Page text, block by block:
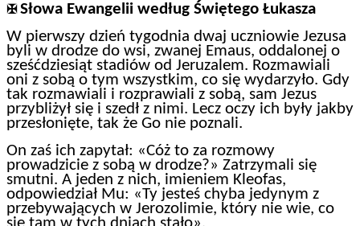
✠ Słowa Ewangelii według Świętego Łukasza
W pierwszy dzień tygodnia dwaj uczniowie Jezusa
byli w drodze do wsi, zwanej Emaus, oddalonej o
sześćdziesiąt stadiów od Jeruzalem. Rozmawiali
oni z sobą o tym wszystkim, co się wydarzyło. Gdy
tak rozmawiali i rozprawiali z sobą, sam Jezus
przybliżył się i szedł z nimi. Lecz oczy ich były jakby
przesłonięte, tak że Go nie poznali.
On zaś ich zapytał: «Cóż to za rozmowy
prowadzicie z sobą w drodze?» Zatrzymali się
smutni. A jeden z nich, imieniem Kleofas,
odpowiedział Mu: «Ty jesteś chyba jedynym z
przebywających w Jerozolimie, który nie wie, co